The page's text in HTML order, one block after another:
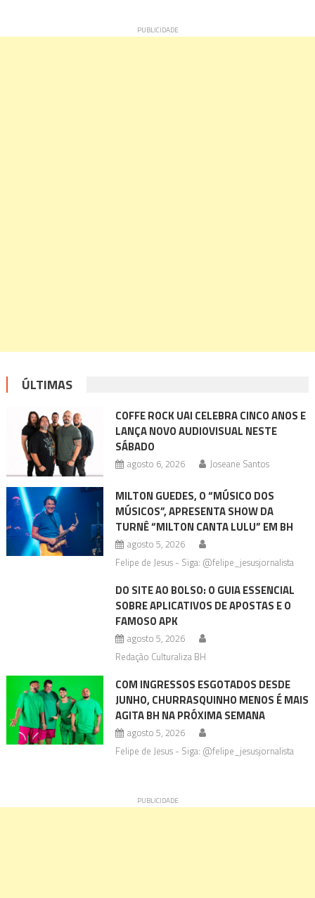
ÚLTIMAS
COFFE ROCK UAI CELEBRA CINCO ANOS E
LANÇA NOVO AUDIOVISUAL NESTE
SÁBADO
agosto 6, 2026 Joseane Santos
MILTON GUEDES, O “MÚSICO DOS
MÚSICOS”, APRESENTA SHOW DA
TURNÊ “MILTON CANTA LULU” EM BH
agosto 5, 2026
Felipe de Jesus - Siga: @felipe_jesusjornalista
DO SITE AO BOLSO: O GUIA ESSENCIAL
SOBRE APLICATIVOS DE APOSTAS E O
FAMOSO APK
agosto 5, 2026
Redação Culturaliza BH
COM INGRESSOS ESGOTADOS DESDE
JUNHO, CHURRASQUINHO MENOS É MAIS
AGITA BH NA PRÓXIMA SEMANA
agosto 5, 2026
Felipe de Jesus - Siga: @felipe_jesusjornalista